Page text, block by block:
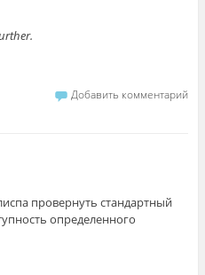
Добавить комментарий
провернуть стандартный
определенного